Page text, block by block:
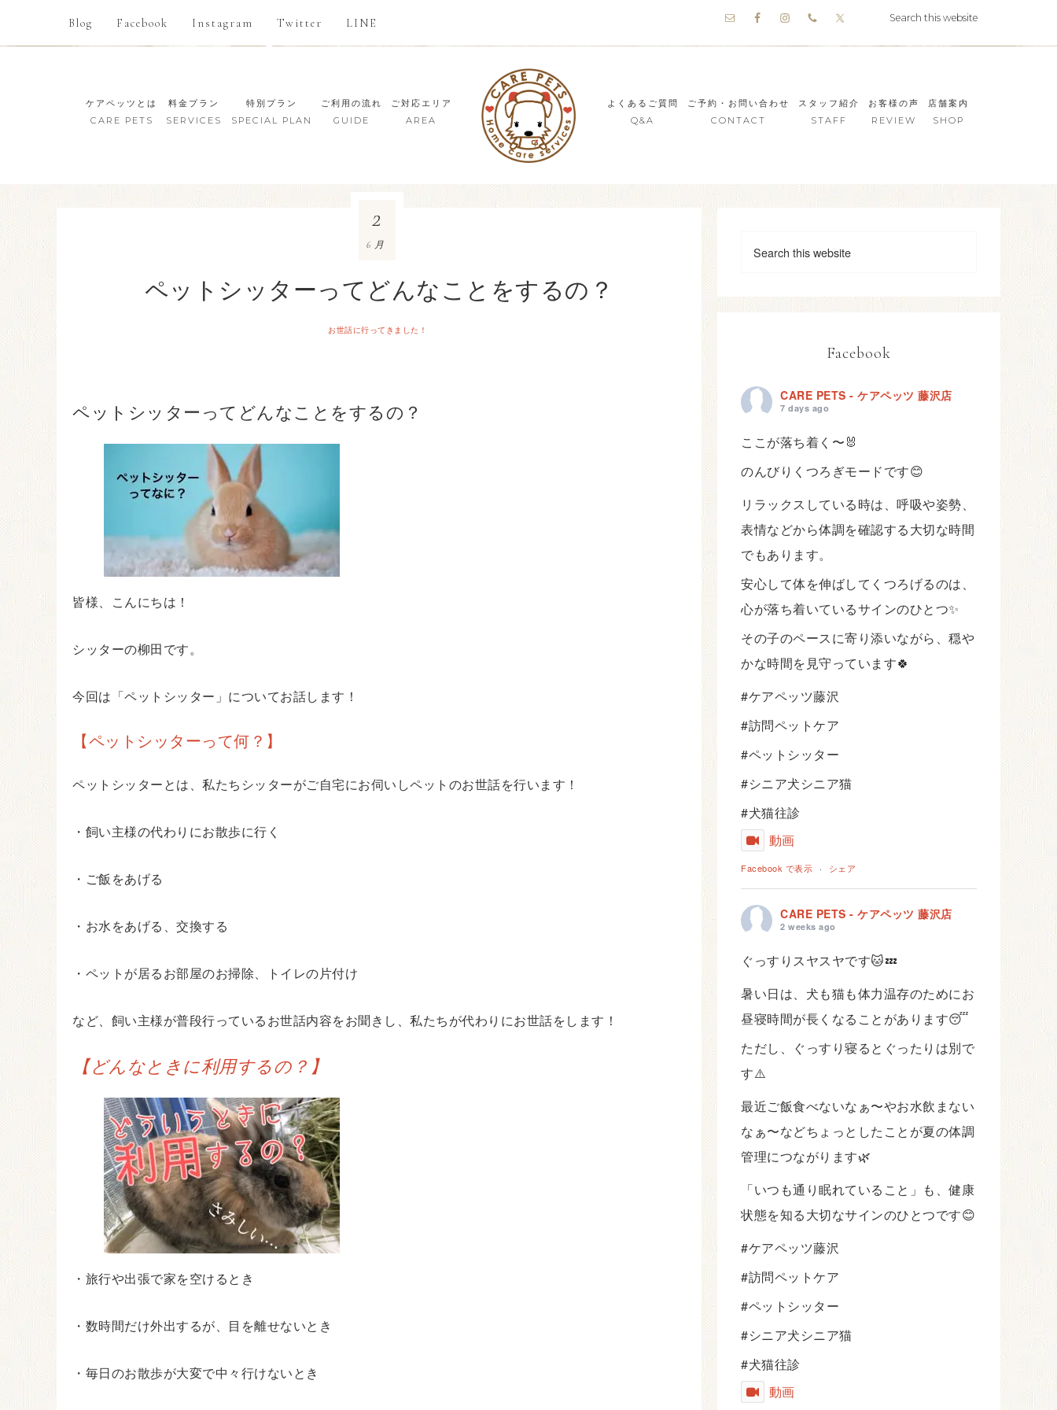
Blog Facebook Instagram Twitter LINE
ケアペッツとは
CARE PETS
料金プラン
SERVICES
特別プラン
SPECIAL PLAN
ご利用の流れ
GUIDE
ご対応エリア
AREA
よくあるご質問
Q&A
ご予約・お問い合わせ
CONTACT
スタッフ紹介
STAFF
お客様の声
REVIEW
店舗案内
SHOP
ペットシッターってどんなことをするの？
お世話に行ってきました！
2
6月
ペットシッターってどんなことをするの？
皆様、こんにちは！
シッターの柳田です。
今回は「ペットシッター」についてお話します！
【ペットシッターって何？】
ペットシッターとは、私たちシッターがご自宅にお伺いしペットのお世話を行います！
・飼い主様の代わりにお散歩に行く
・ご飯をあげる
・お水をあげる、交換する
・ペットが居るお部屋のお掃除、トイレの片付け
など、飼い主様が普段行っているお世話内容をお聞きし、私たちが代わりにお世話をします！
【どんなときに利用するの？】
・旅行や出張で家を空けるとき
・数時間だけ外出するが、目を離せないとき
・毎日のお散歩が大変で中々行けないとき
Facebook
CARE PETS - ケアペッツ 藤沢店
7 days ago
ここが落ち着く〜🐰
のんびりくつろぎモードです😊
リラックスしている時は、呼吸や姿勢、
表情などから体調を確認する大切な時間
でもあります。
安心して体を伸ばしてくつろげるのは、
心が落ち着いているサインのひとつ✨
その子のペースに寄り添いながら、穏や
かな時間を見守っています🍀
#ケアペッツ藤沢
#訪問ペットケア
#ペットシッター
#シニア犬シニア猫
#犬猫往診
動画
Facebook で表示 · シェア
CARE PETS - ケアペッツ 藤沢店
2 weeks ago
ぐっすりスヤスヤです🐱💤
暑い日は、犬も猫も体力温存のためにお
昼寝時間が長くなることがあります😴
ただし、ぐっすり寝るとぐったりは別で
す⚠️
最近ご飯食べないなぁ〜やお水飲まない
なぁ〜などちょっとしたことが夏の体調
管理につながります🌿
「いつも通り眠れていること」も、健康
状態を知る大切なサインのひとつです😊
#ケアペッツ藤沢
#訪問ペットケア
#ペットシッター
#シニア犬シニア猫
#犬猫往診
動画